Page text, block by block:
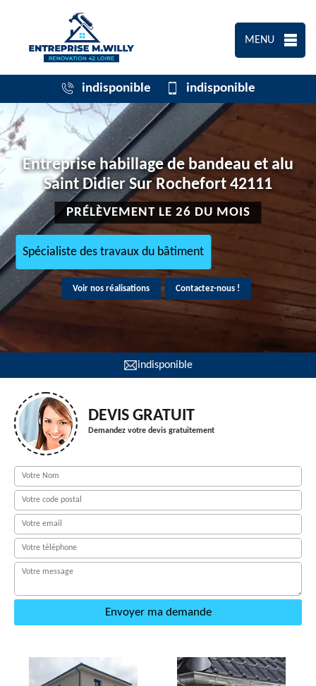
MENU
indisponible indisponible
Entreprise habillage de bandeau et alu
Saint Didier Sur Rochefort 42111
PRÉLÈVEMENT LE 26 DU MOIS
Spécialiste des travaux du bâtiment
Voir nos réalisations Contactez-nous !
indisponible
DEVIS GRATUIT
Demandez votre devis gratuitement